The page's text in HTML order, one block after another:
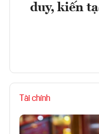
duy, kiến
Tài chính